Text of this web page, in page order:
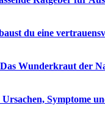
du eine
Wunderkraut der
Symptome